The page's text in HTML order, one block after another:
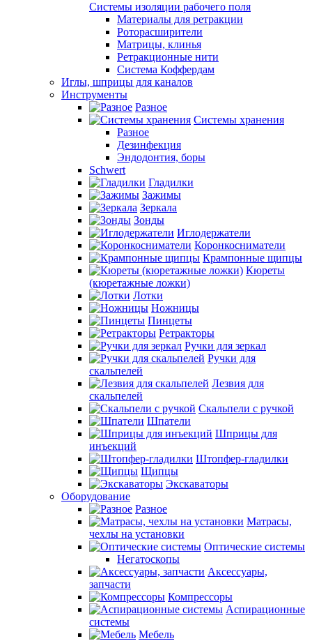
Системы изоляции рабочего поля
Материалы для ретракции
Роторасширители
Матрицы, клинья
Ретракционные нити
Система Коффердам
Иглы, шприцы для каналов
Инструменты
Разное
Системы хранения
Разное
Дезинфекция
Эндодонтия, боры
Schwert
Гладилки
Зажимы
Зеркала
Зонды
Иглодержатели
Коронкосниматели
Крампонные щипцы
Кюреты
(кюретажные ложки)
Лотки
Ножницы
Пинцеты
Ретракторы
Ручки для зеркал
Ручки для
скальпелей
Лезвия для
скальпелей
Скальпели с ручкой
Шпатели
Шприцы для
инъекций
Штопфер-гладилки
Щипцы
Экскаваторы
Оборудование
Разное
Матрасы,
чехлы на установки
Оптические системы
Негатоскопы
Аксессуары,
запчасти
Компрессоры
Аспирационные
системы
Мебель